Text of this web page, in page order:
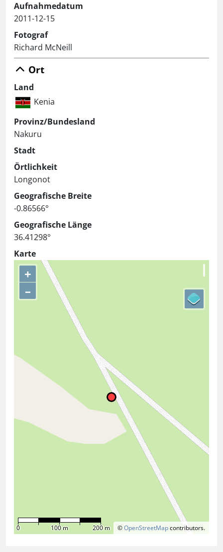
Aufnahmedatum
2011-12-15
Fotograf
Richard McNeill
Ort
Land
Kenia
Provinz/Bundesland
Nakuru
Stadt
Örtlichkeit
Longonot
Geografische Breite
-0.86566°
Geografische Länge
36.41298°
Karte
+
–
©OpenStreetMapcontributors.
0 100 m 200 m